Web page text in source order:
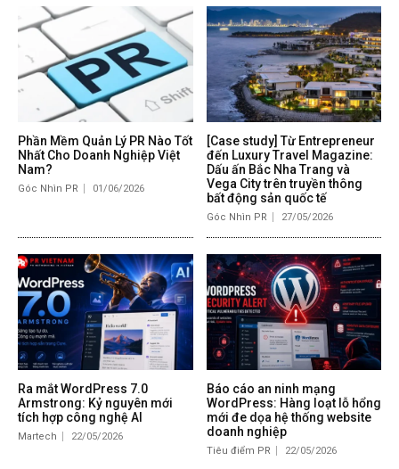
Phần Mềm Quản Lý PR Nào Tốt
Nhất Cho Doanh Nghiệp Việt
Nam?
Góc Nhìn PR 01/06/2026
[Case study] Từ Entrepreneur
đến Luxury Travel Magazine:
Dấu ấn Bắc Nha Trang và
Vega City trên truyền thông
bất động sản quốc tế
Góc Nhìn PR 27/05/2026
Ra mắt WordPress 7.0
Armstrong: Kỷ nguyên mới
tích hợp công nghệ AI
Martech 22/05/2026
Báo cáo an ninh mạng
WordPress: Hàng loạt lỗ hổng
mới đe dọa hệ thống website
doanh nghiệp
Tiêu điểm PR 22/05/2026